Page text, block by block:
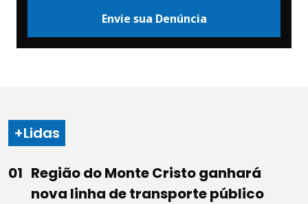
Envie sua Denúncia
+Lidas
Região do Monte Cristo ganhará
nova linha de transporte público